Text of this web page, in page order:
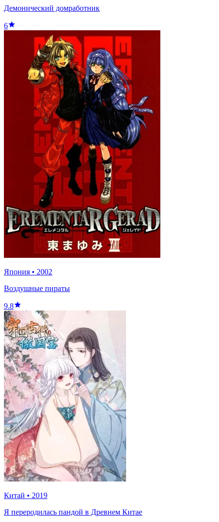
Демонический домработник
6
Япония • 2002
Воздушные пираты
9.8
Китай • 2019
Я переродилась пандой в Древнем Китае